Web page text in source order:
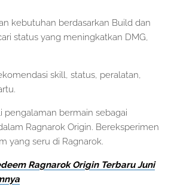
kebutuhan berdasarkan Build dan
status yang meningkatkan DMG,
skill, status, peralatan,
pengalaman bermain sebagai
Ragnarok Origin. Bereksperimen
yang seru di Ragnarok.
Ragnarok Origin Terbaru Juni